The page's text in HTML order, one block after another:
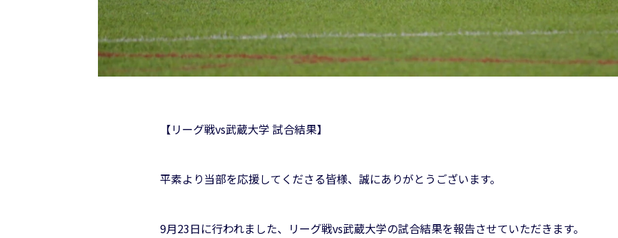
【リーグ戦vs武蔵大学 試合結果】
平素より当部を応援してくださる皆様、誠にありがとうございます。
9月23日に行われました、リーグ戦vs武蔵大学の試合結果を報告させていただきます。